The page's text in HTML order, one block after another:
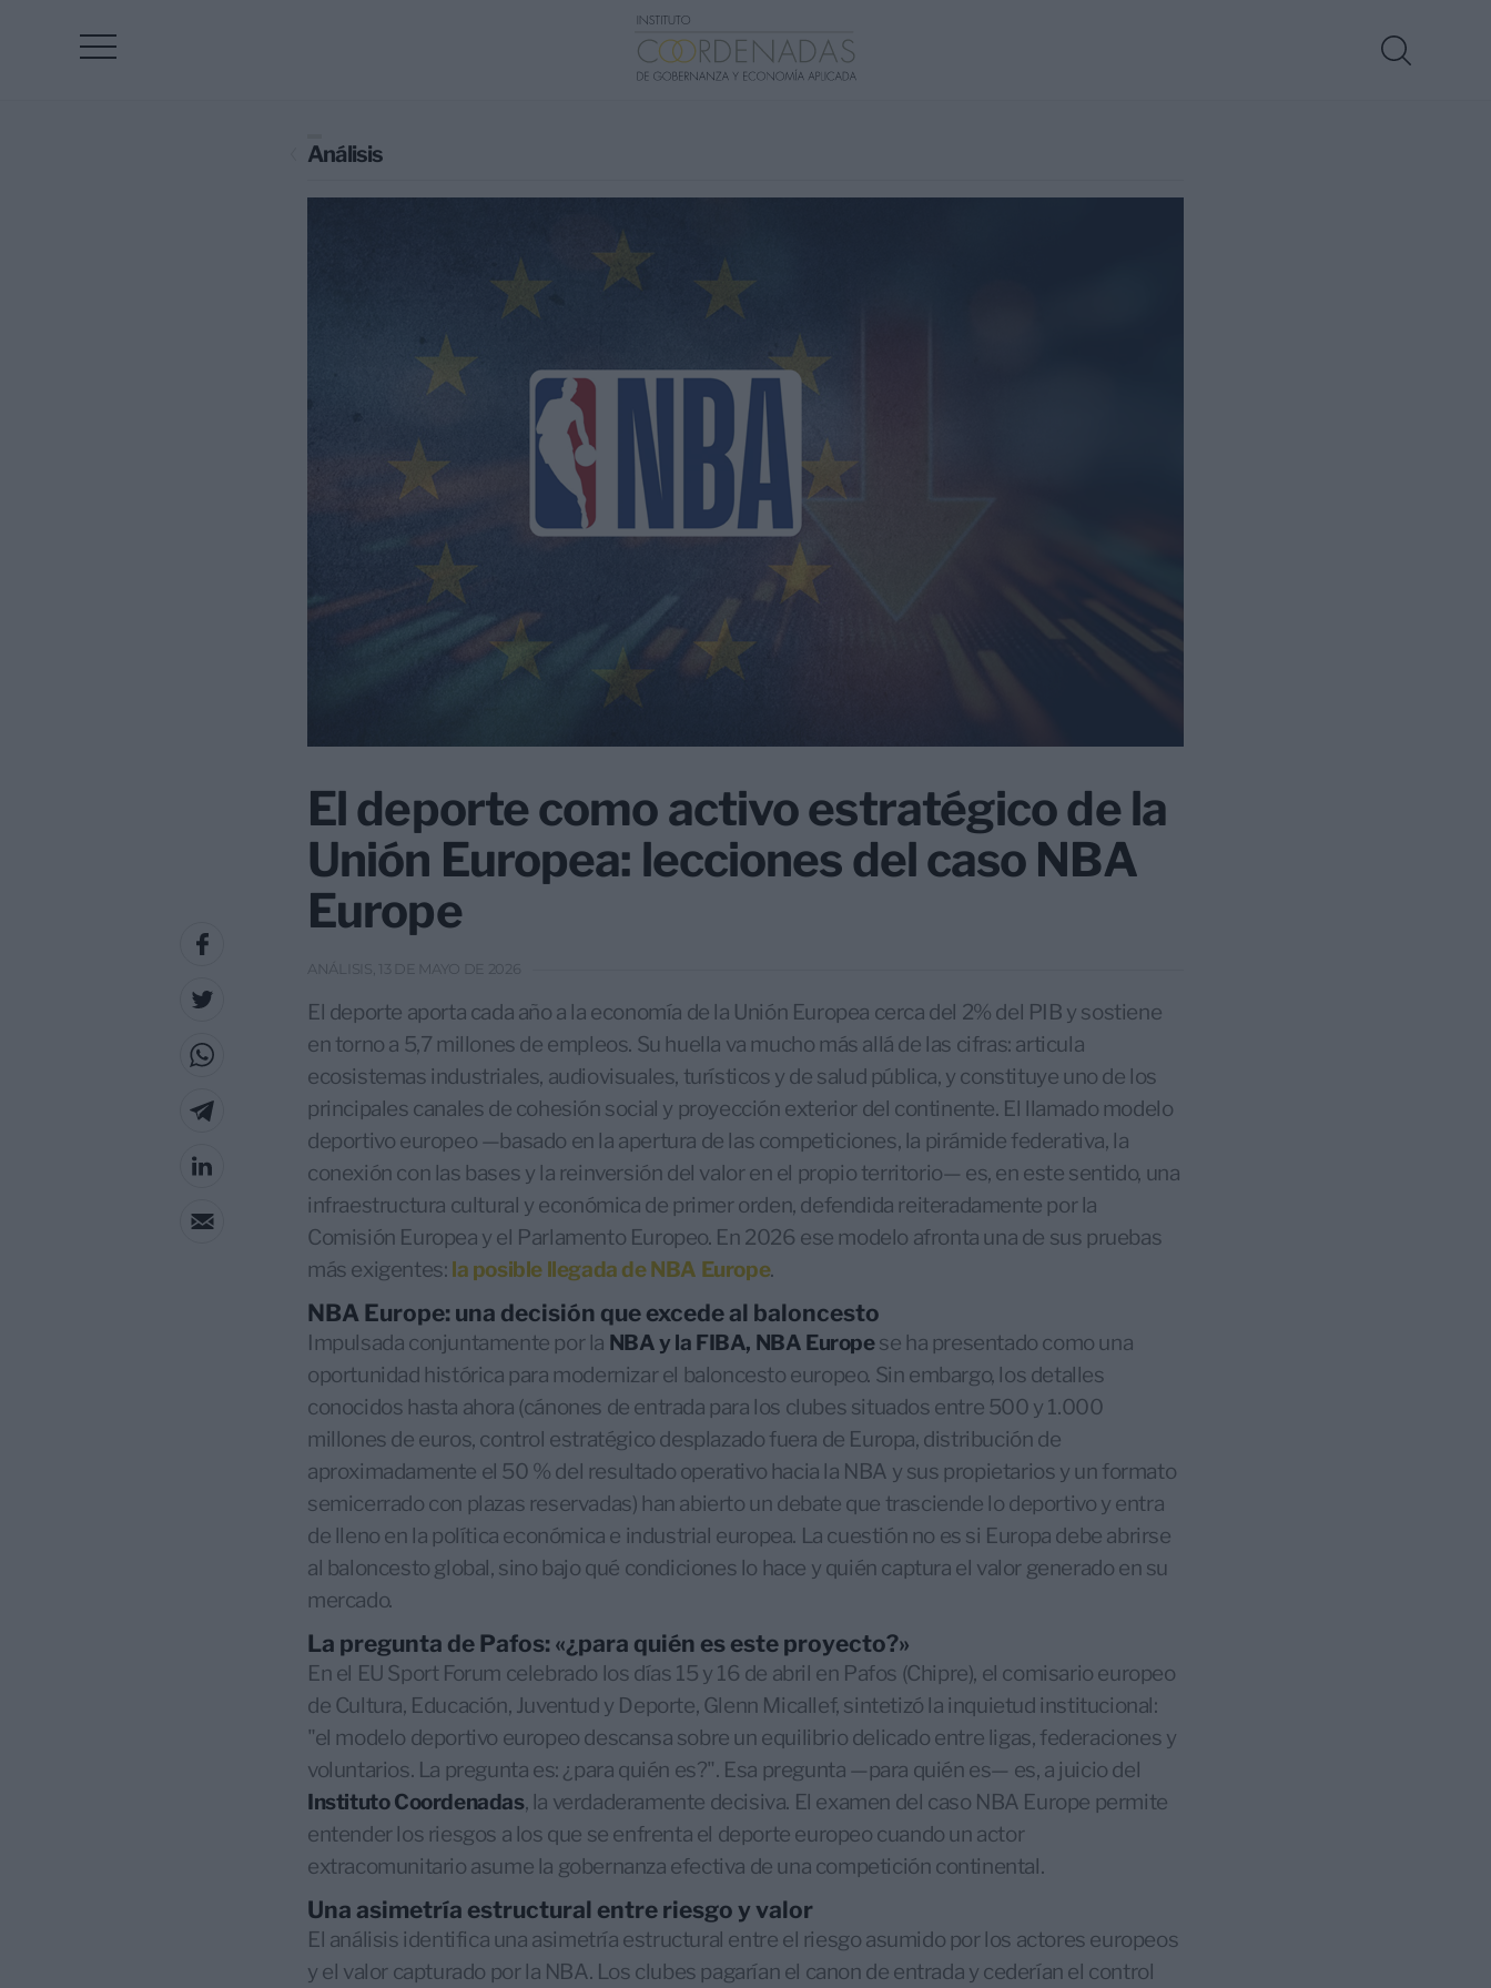
Análisis
El deporte como activo estratégico de la
Unión Europea: lecciones del caso NBA
Europe
ANÁLISIS, 13 DE MAYO DE 2026
El deporte aporta cada año a la economía de la Unión Europea cerca del 2% del PIB y sostiene
en torno a 5,7 millones de empleos. Su huella va mucho más allá de las cifras: articula
ecosistemas industriales, audiovisuales, turísticos y de salud pública, y constituye uno de los
principales canales de cohesión social y proyección exterior del continente. El llamado modelo
deportivo europeo —basado en la apertura de las competiciones, la pirámide federativa, la
conexión con las bases y la reinversión del valor en el propio territorio— es, en este sentido, una
infraestructura cultural y económica de primer orden, defendida reiteradamente por la
Comisión Europea y el Parlamento Europeo. En 2026 ese modelo afronta una de sus pruebas
más exigentes: la posible llegada de NBA Europe.
NBA Europe: una decisión que excede al baloncesto
Impulsada conjuntamente por la NBA y la FIBA, NBA Europese ha presentado como una
oportunidad histórica para modernizar el baloncesto europeo. Sin embargo, los detalles
conocidos hasta ahora (cánones de entrada para los clubes situados entre 500 y 1.000
millones de euros, control estratégico desplazado fuera de Europa, distribución de
aproximadamente el 50 % del resultado operativo hacia la NBA y sus propietarios y un formato
semicerrado con plazas reservadas) han abierto un debate que trasciende lo deportivo y entra
de lleno en la política económica e industrial europea. La cuestión no es si Europa debe abrirse
al baloncesto global, sino bajo qué condiciones lo hace y quién captura el valor generado en su
mercado.
La pregunta de Pafos: «¿para quién es este proyecto?»
En el EU Sport Forum celebrado los días 15 y 16 de abril en Pafos (Chipre), el comisario europeo
de Cultura, Educación, Juventud y Deporte, Glenn Micallef, sintetizó la inquietud institucional:
"el modelo deportivo europeo descansa sobre un equilibrio delicado entre ligas, federaciones y
voluntarios. La pregunta es: ¿para quién es?". Esa pregunta —para quién es— es, a juicio del
Instituto Coordenadas, la verdaderamente decisiva. El examen del caso NBA Europe permite
entender los riesgos a los que se enfrenta el deporte europeo cuando un actor
extracomunitario asume la gobernanza efectiva de una competición continental.
Una asimetría estructural entre riesgo y valor
El análisis identifica una asimetría estructural entre el riesgo asumido por los actores europeos
y el valor capturado por la NBA. Los clubes pagarían el canon de entrada y cederían el control